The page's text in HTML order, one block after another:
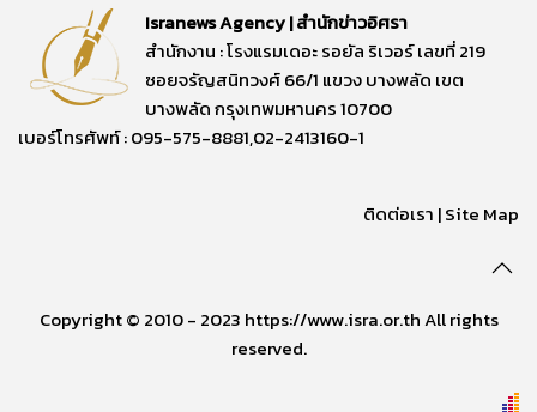
Isranews Agency | สำนักข่าวอิศรา
สำนักงาน : โรงแรมเดอะ รอยัล ริเวอร์ เลขที่ 219
ซอยจรัญสนิทวงศ์ 66/1 แขวง บางพลัด เขต
บางพลัด กรุงเทพมหานคร 10700
เบอร์โทรศัพท์ : 095-575-8881,02-2413160-1
ติดต่อเรา |Site Map
Copyright © 2010 - 2023 https://www.isra.or.th All rights
reserved.